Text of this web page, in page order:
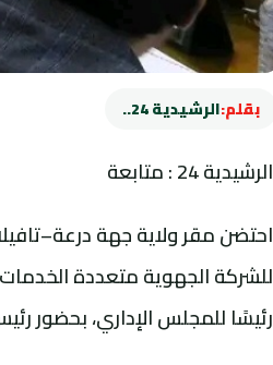
بقلم:الرشيدية 24..
الرشيدية 24 : متابعة
للشركة الجهوية متعددة
رئيسًا للمجلس الإداري، بحضور